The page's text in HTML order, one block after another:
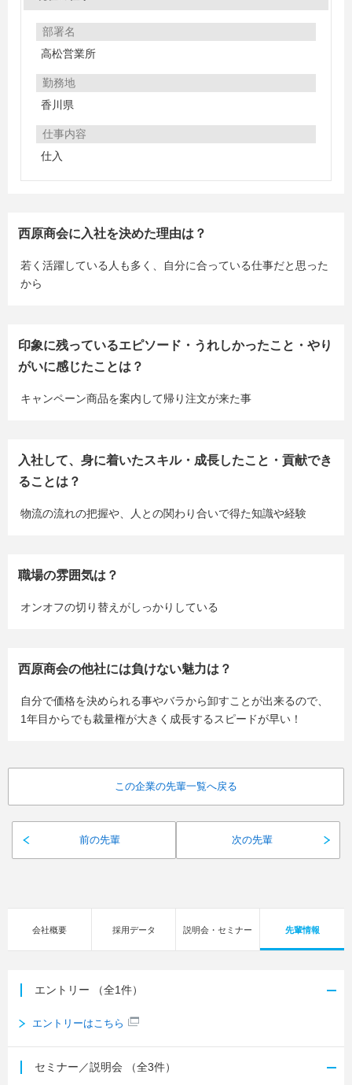
部署名
高松営業所
勤務地
香川県
仕事内容
仕入
西原商会に入社を決めた理由は？
若く活躍している人も多く、自分に合っている仕事だと思った
から
印象に残っているエピソード・うれしかったこと・やり
がいに感じたことは？
キャンペーン商品を案内して帰り注文が来た事
入社して、身に着いたスキル・成長したこと・貢献でき
ることは？
物流の流れの把握や、人との関わり合いで得た知識や経験
職場の雰囲気は？
オンオフの切り替えがしっかりしている
西原商会の他社には負けない魅力は？
自分で価格を決められる事やバラから卸すことが出来るので、
1年目からでも裁量権が大きく成長するスピードが早い！
前の先輩
この企業の先輩一覧へ戻る
次の先輩
会社概要 採用データ 説明会・セミナー 先輩情報
エントリー （全1件）
エントリーはこちら
セミナー／説明会 （全3件）